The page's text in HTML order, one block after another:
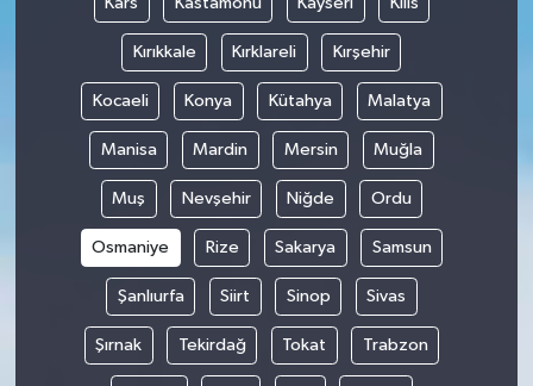
Kırıkkale Kırklareli Kırşehir
Kocaeli Konya Kütahya Malatya
Manisa Mardin Mersin Muğla
Muş Nevşehir Niğde Ordu
Osmaniye Rize Sakarya Samsun
Şanlıurfa Siirt Sinop Sivas
Şırnak Tekirdağ Tokat Trabzon